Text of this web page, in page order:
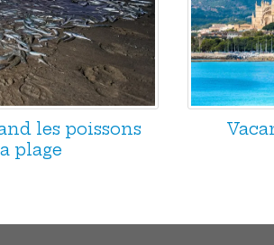
les poissons
plage